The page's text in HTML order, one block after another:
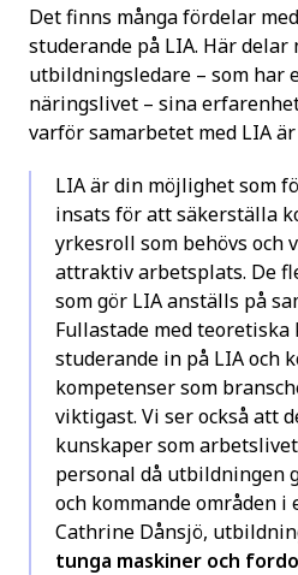
Det finns många fördelar
studerande på LIA. Här delar
utbildningsledare – som har
näringslivet – sina
varför samarbetet med LIA
LIA är din möjlighet som
insats för att säkerställa
yrkesroll som behövs och
attraktiv arbetsplats. De
som gör LIA anställs på
Fullastade med
studerande in på LIA och
kompetenser som
viktigast. Vi ser också att
kunskaper som
personal då utbildningen
och kommande områden i
Cathrine Dånsjö,
tunga maskiner och